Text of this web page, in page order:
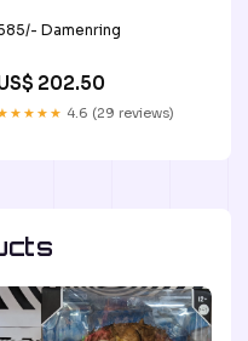
Damenring
202.50
4.6 (29 reviews)